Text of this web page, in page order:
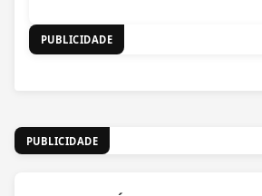
PUBLICIDADE
PUBLICIDADE